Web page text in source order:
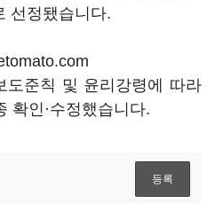
선정됐습니다.
도준칙 및 윤리강령에 따라
확인·수정했습니다.